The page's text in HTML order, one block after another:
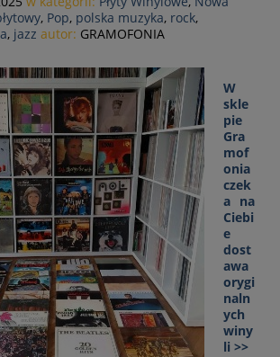
, Pop, polska muzyka, rock,
, jazz autor: GRAMOFONIA
W
skle
pie
Gra
mof
onia
czek
a na
Ciebi
e
dost
awa
orygi
naln
ych
winy
li >>